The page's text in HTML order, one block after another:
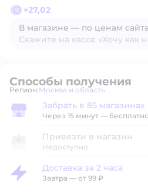
+27,02
В магазине — по ценам сайта
Скажите на кассе «Хочу как
Способы получения
Регион: Выбор адреса
Москва и область
Забрать в магазине
Забрать в 85 магазинах
Через 15 минут — бесплатно
Привезти в магазин
Недоступно
Доставка за 2 часа
Доставка за 2 часа
Завтра — от 99 ₽